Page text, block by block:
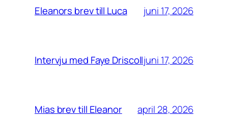
Eleanors brev till Luca juni 17, 2026
Intervju med Faye Driscolljuni 17, 2026
Mias brev till Eleanor april 28, 2026